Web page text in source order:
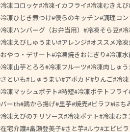
冷凍コロッケ 冷凍イカフライ 冷凍むきえび
冷凍ひじき煮つけ 僕らのキッチン 調理コ
冷凍ハンバーグ（お弁当用）
冷凍そら豆
冷凍えびしゅうまい アレンジ オススメ冷凍
おやつ・デザート 冷凍焼きおにぎり 冷凍
冷凍山芋とろろ 冷凍フルーツ 冷凍肉しゅう
さといも しゅうまい アボカド りんご 冷
冷凍マッシュポテト 時短 冷凍ポテトフライ
パーth 鶏から揚げ 里芋 焼売 ピラフ はち
冷凍えびのチリソース 冷凍ポテト 冷凍むき
在宅介護 畠瀬登美子 さと芋 ルウ エビピ